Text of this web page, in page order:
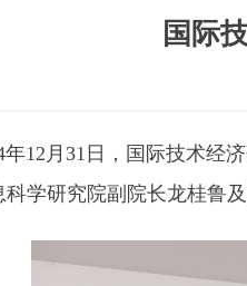
国际
月31日，国际技术经济
科学研究院副院长龙桂鲁